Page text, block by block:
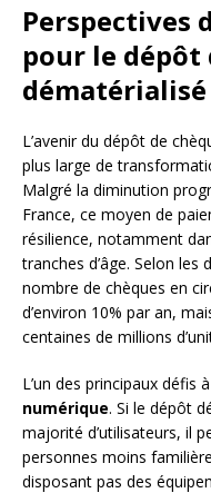
Perspectives
pour le dépôt
dématérialisé
L’avenir du dépôt de
plus large de
Malgré la diminution
France, ce moyen de
résilience, notamment
tranches d’âge. Selon les
nombre de chèques en
d’environ 10% par an,
centaines de millions
L’un des principaux défis
numérique. Si le dépôt
majorité d’utilisateurs, il
personnes moins
disposant pas des